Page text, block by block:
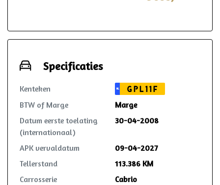
volgens de heldere voorwaarden, waar
overleg zelfs plaatsvinden bij de lokale
garage!
Specificaties
Kenteken NL
GPL11F
BTW of Marge
Marge
Datum eerste toelating
(internationaal)
30-04-2008
APK vervaldatum
09-04-2027
Tellerstand
113.386 KM
Carrosserie
Cabrio